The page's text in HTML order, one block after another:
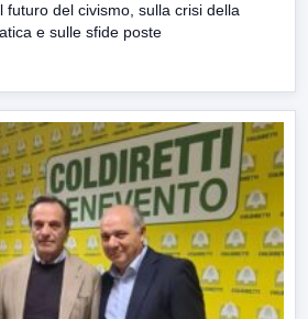
futuro del civismo, sulla crisi della
e sulle sfide poste